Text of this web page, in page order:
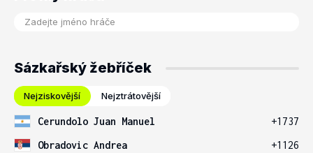
Sázkařský žebříček
Nejziskovější Nejztrátovější
Cerundolo Juan Manuel
+1737
Obradovic Andrea
+1126